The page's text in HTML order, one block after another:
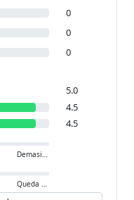
0
0
0
5.0
4.5
4.5
Demasiado grande
Queda holgado